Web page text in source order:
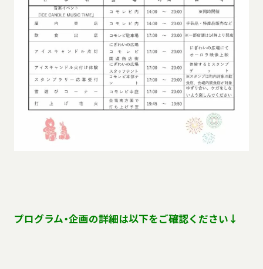
プログラム・企画の詳細は以下をご確認ください↓